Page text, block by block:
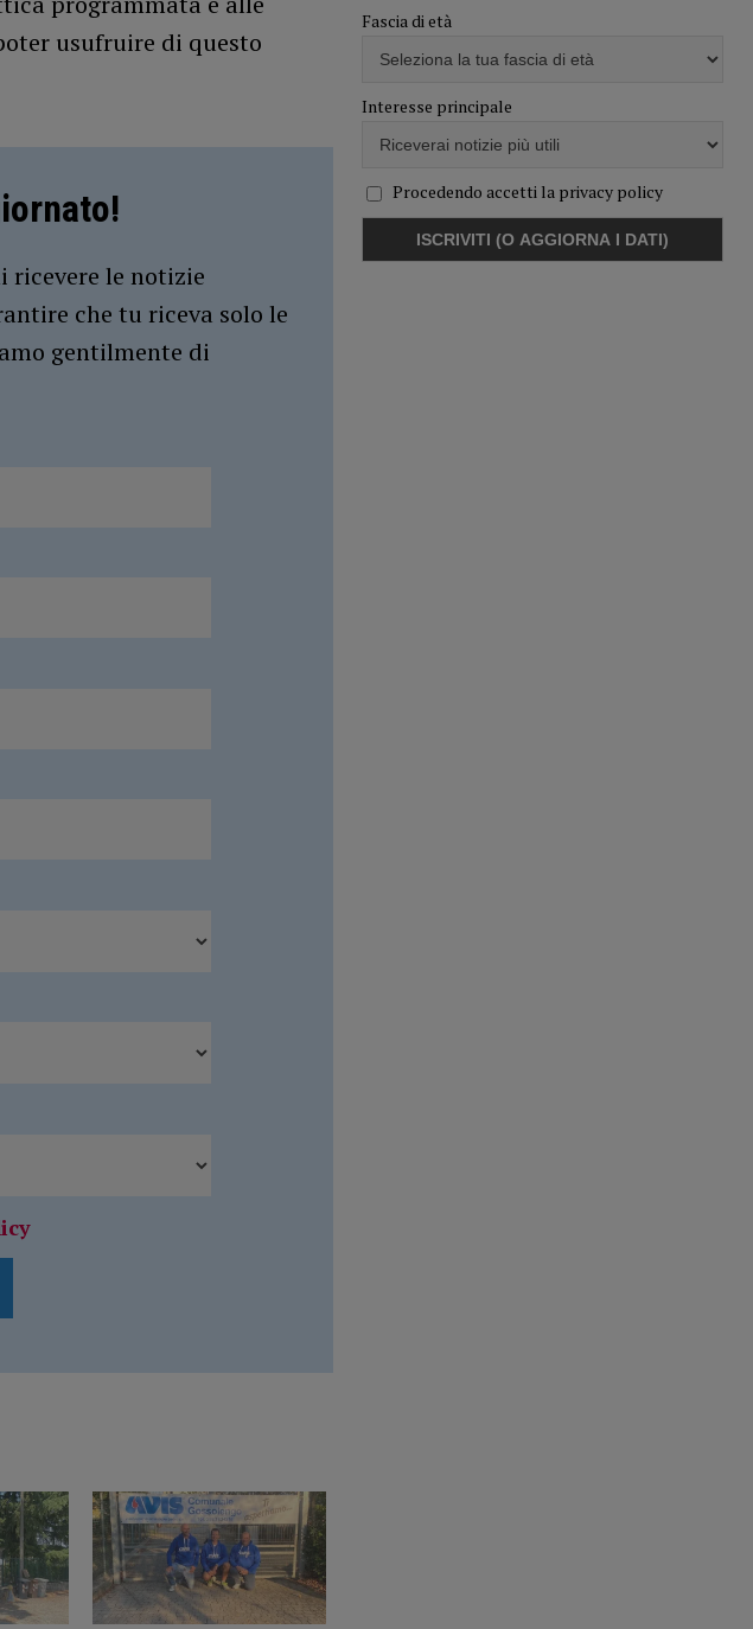
usufruire di questo
ricevere le notizie
che tu riceva solo le
gentilmente di
Fascia di età
Interesse principale
Procedendo accetti la privacy policy